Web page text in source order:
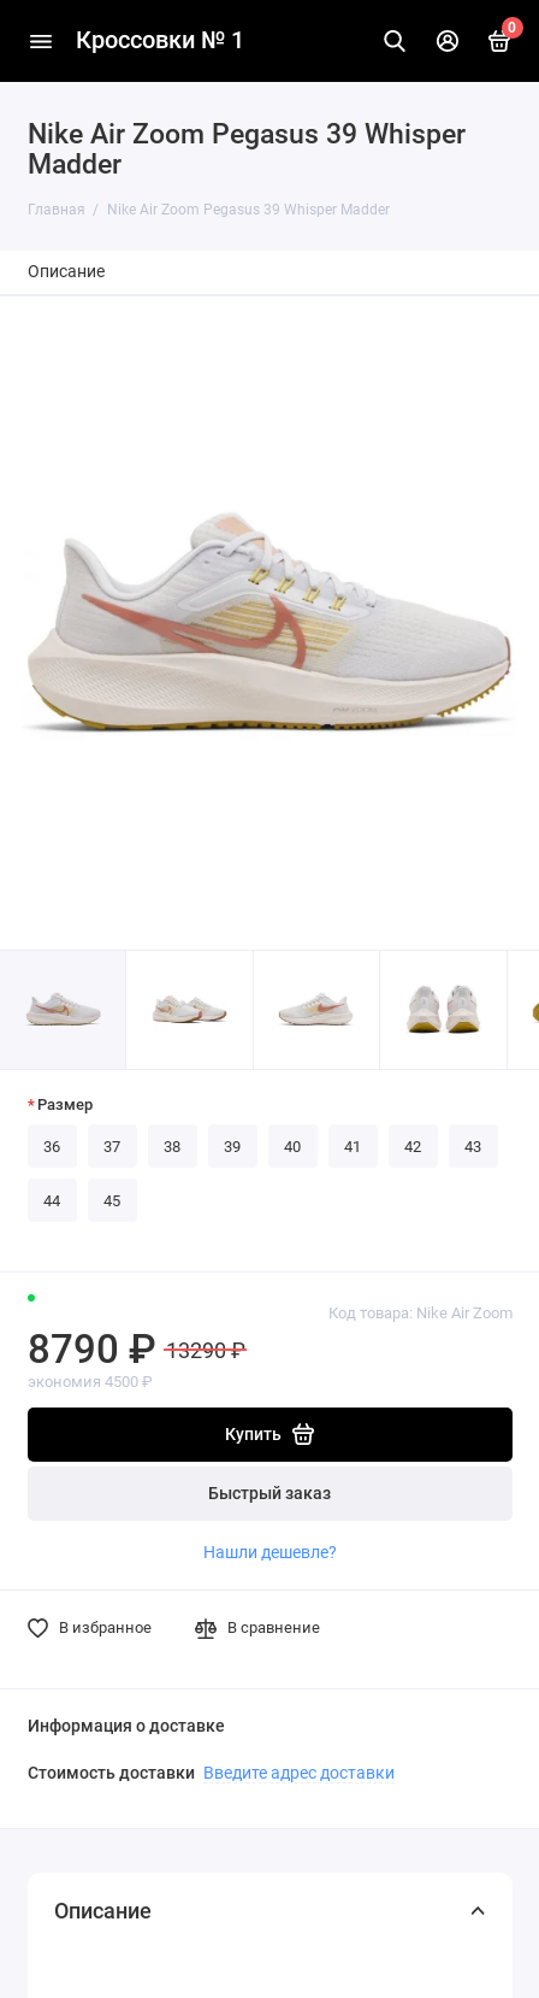
Кроссовки № 1 0
Nike Air Zoom Pegasus 39 Whisper
Madder
Главная Nike Air Zoom Pegasus 39 Whisper Madder
Описание
Код товара: Nike Air Zoom
8790 ₽ 13290 ₽
экономия 4500 ₽
Купить
Быстрый заказ
Нашли дешевле?
В избранное В сравнение
Размер
36 37 38 39 40 41 42 43
44 45
Информация о доставке
Стоимость доставки Введите адрес доставки
Описание